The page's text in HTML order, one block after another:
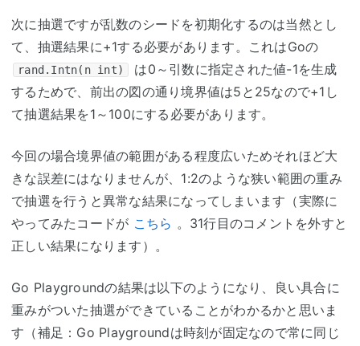
次に抽選ですが乱数のシードを初期化するのは当然とし
て、抽選結果に+1する必要があります。これはGoの
rand.Intn(n int)
は0～引数に指定された値-1を生成
するためで、前出の図の通り境界値は5と25なので+1し
て抽選結果を1～100にする必要があります。
今回の場合境界値の範囲がある程度広いためそれほど大
きな誤差にはなりませんが、1:2のような狭い範囲の重み
で抽選を行うと異常な結果になってしまいます（実際に
やってみたコードが こちら 。31行目のコメントを外すと
正しい結果になります）。
Go Playgroundの結果は以下のようになり、良い具合に
重みがついた抽選ができていることがわかるかと思いま
す（補足：Go Playgroundは時刻が固定なので常に同じ